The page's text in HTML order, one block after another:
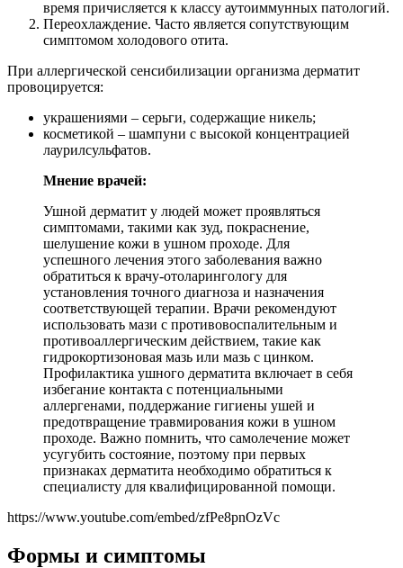
время причисляется к классу аутоиммунных патологий.
Переохлаждение. Часто является сопутствующим
симптомом холодового отита.
При аллергической сенсибилизации организма дерматит
провоцируется:
украшениями – серьги, содержащие никель;
косметикой – шампуни с высокой концентрацией
лаурилсульфатов.
Мнение врачей:
Ушной дерматит у людей может проявляться
симптомами, такими как зуд, покраснение,
шелушение кожи в ушном проходе. Для
успешного лечения этого заболевания важно
обратиться к врачу-отоларингологу для
установления точного диагноза и назначения
соответствующей терапии. Врачи рекомендуют
использовать мази с противовоспалительным и
противоаллергическим действием, такие как
гидрокортизоновая мазь или мазь с цинком.
Профилактика ушного дерматита включает в себя
избегание контакта с потенциальными
аллергенами, поддержание гигиены ушей и
предотвращение травмирования кожи в ушном
проходе. Важно помнить, что самолечение может
усугубить состояние, поэтому при первых
признаках дерматита необходимо обратиться к
специалисту для квалифицированной помощи.
https://www.youtube.com/embed/zfPe8pnOzVc
Формы и симптомы